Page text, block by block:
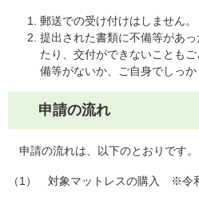
郵送での受け付けはしません。
提出された書類に不備等があ
たり、交付ができないことも
備等がないか、ご自身でしっか
申請の流れ
申請の流れは、以下のとおりです。
（1） 対象マットレスの購入 ※令